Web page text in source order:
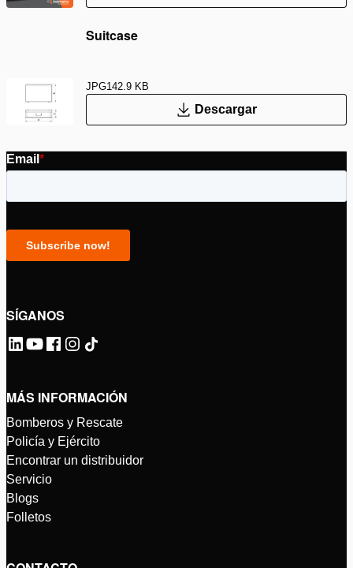
Suitcase
JPG142.9 KB
Descargar
SÍGANOS
MÁS INFORMACIÓN
Bomberos y Rescate
Policía y Ejército
Encontrar un distribuidor
Servicio
Blogs
Folletos